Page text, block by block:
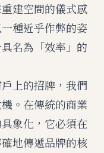
建空間的儀式感
種近乎作弊的姿
名為「效率」的
上的招牌，我們
。在傳統的商業
象化，它必須在
地傳遞品牌的核